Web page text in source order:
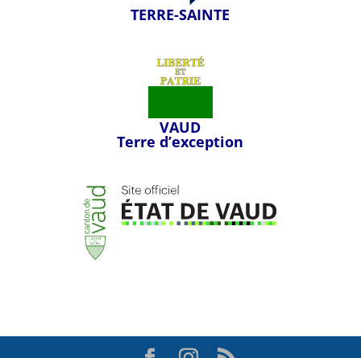
TERRE-SAINTE
VAUD
Terre d’exception